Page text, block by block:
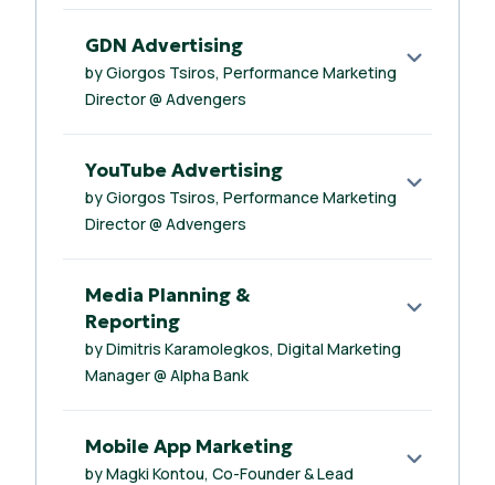
GDN Advertising
by Giorgos Tsiros, Performance Marketing
Director @ Advengers
YouTube Advertising
by Giorgos Tsiros, Performance Marketing
Director @ Advengers
Media Planning &
Reporting
by Dimitris Karamolegkos, Digital Marketing
Manager @ Alpha Bank
Mobile App Marketing
by Magki Kontou, Co-Founder & Lead